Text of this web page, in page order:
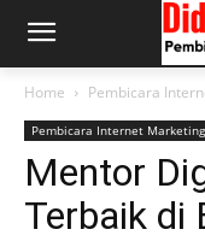
Home Pembicara
Pembicara Internet Marketing
Mentor
Terbaik di